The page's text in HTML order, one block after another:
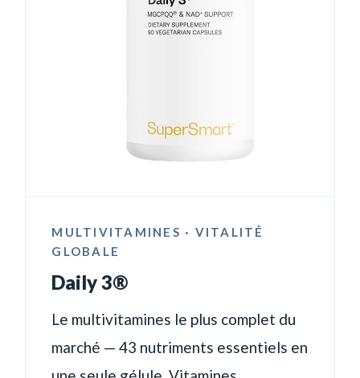
MULTIVITAMINES · VITALITÉ
GLOBALE
Daily 3®
Le multivitamines le plus complet du
marché — 43 nutriments essentiels en